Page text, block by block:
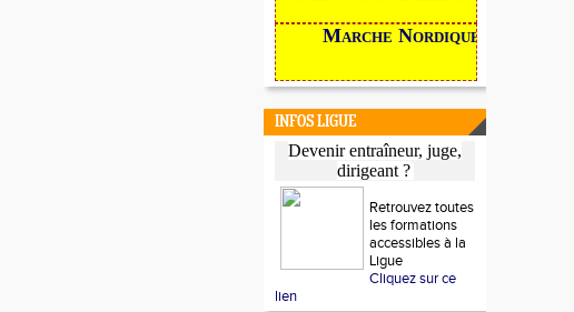
Marche Nordique
INFOS LIGUE
Devenir entraîneur, juge,
dirigeant ?
Retrouvez toutes
les formations
accessibles à la
Ligue
Cliquez sur ce
lien